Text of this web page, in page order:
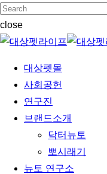
Skip
to
main
close
Close
Menu 대상펫몰
사회공헌
연구진
브랜드소개
닥터뉴토
뽀시래기
뉴토 연구소